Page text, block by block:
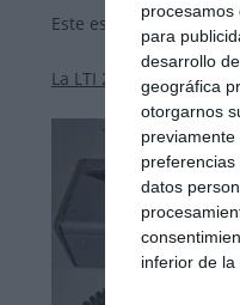
procesamos
para
desarrollo
geográfica
otorgarnos
datos
inferior de la
Este es el modelo que
La LTI 20-20 Marksman: